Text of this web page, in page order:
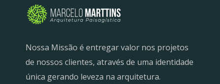
Nossa Missão é entregar valor nos projetos
de nossos clientes, através de uma identidade
única gerando leveza na arquitetura.